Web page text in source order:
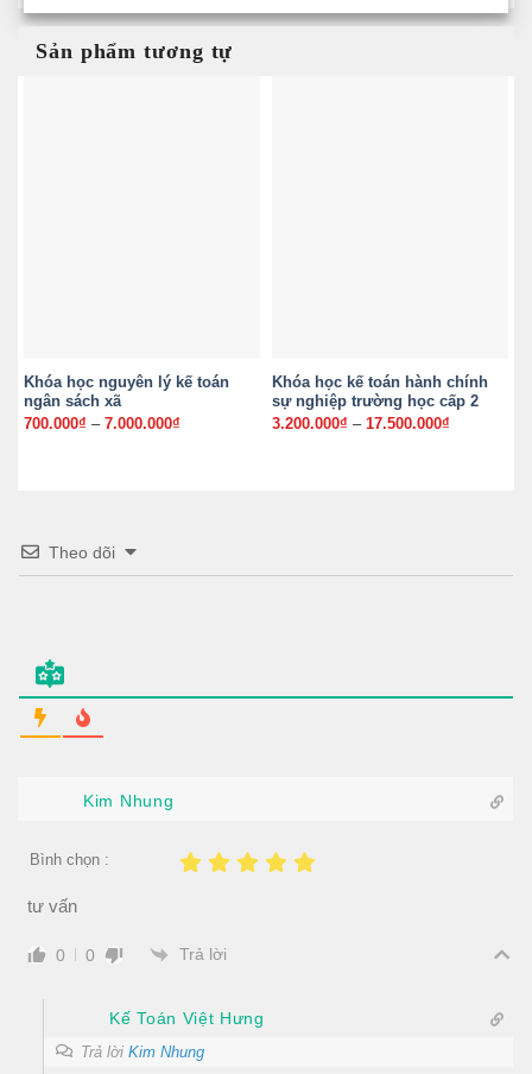
Sản phẩm tương tự
Khóa học nguyên lý kế toán
ngân sách xã
700.000₫ – 7.000.000₫
Khóa học kế toán hành chính
sự nghiệp trường học cấp 2
3.200.000₫ – 17.500.000₫
Theo dõi
Kim Nhung
Bình chọn :
tư vấn
0 0 Trả lời
Kế Toán Việt Hưng
Trả lời Kim Nhung